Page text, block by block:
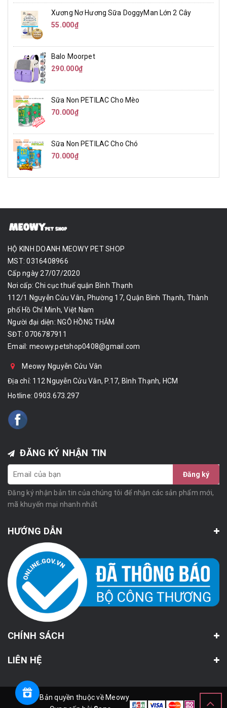
Xương Nơ Hương Sữa DoggyMan Lớn 2 Cây
55.000₫
Balo Moorpet
290.000₫
Sữa Non PETILAC Cho Mèo
70.000₫
Sữa Non PETILAC Cho Chó
70.000₫
HỘ KINH DOANH MEOWY PET SHOP
MST: 0316408966
Cấp ngày 27/07/2020
Nơi cấp: Chi cục thuế quận Bình Thạnh
112/1 Nguyễn Cửu Vân, Phường 17, Quận Bình Thạnh, Thành
phố Hồ Chí Minh, Việt Nam
Người đại diện: NGÔ HỒNG THẮM
SĐT: 0706787911
Email: meowy.petshop0408@gmail.com
Meowy Nguyễn Cửu Vân
Địa chỉ: 112 Nguyễn Cửu Vân, P.17, Bình Thạnh, HCM
Hotline:0903.673.297
ĐĂNG KÝ NHẬN TIN
Đăng ký
Đăng ký nhận bản tin của chúng tôi để nhận các sản phẩm mới,
mã khuyến mại nhanh nhất
HƯỚNG DẪN
CHÍNH SÁCH
LIÊN HỆ
© Bản quyền thuộc về Meowy